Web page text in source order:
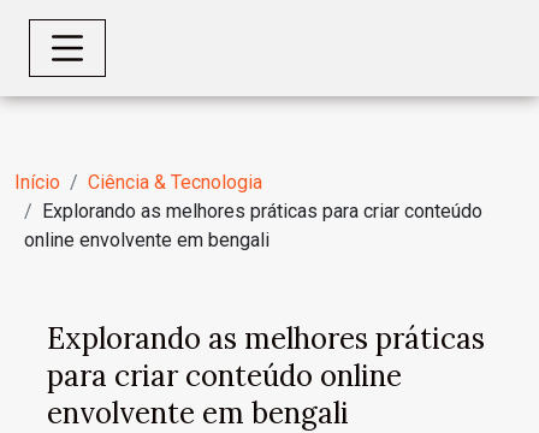
Início
Ciência & Tecnologia
Explorando as melhores práticas para criar conteúdo
online envolvente em bengali
Explorando as melhores práticas
para criar conteúdo online
envolvente em bengali